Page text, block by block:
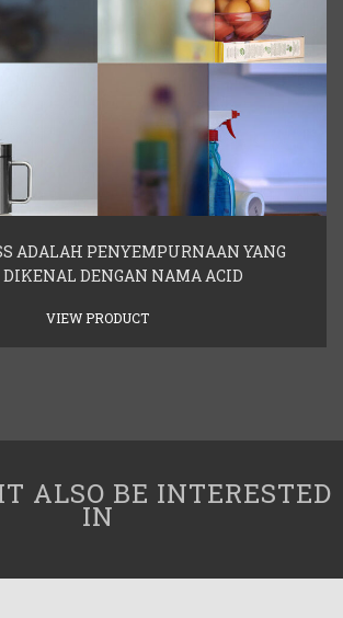
ADALAH PENYEMPURNAAN YANG
DENGAN NAMA ACID
VIEW PRODUCT
ALSO BE INTERESTED
IN